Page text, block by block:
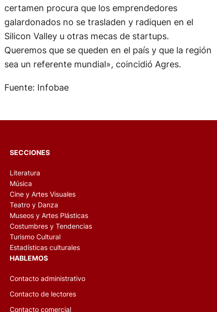
certamen procura que los emprendedores
galardonados no se trasladen y radiquen en el
Silicon Valley u otras mecas de startups.
Queremos que se queden en el país y que la región
sea un referente mundial», coincidió Agres.
Fuente: Infobae
SECCIONES
Literatura
Música
Cine y Artes Visuales
Teatro y Danza
Museos y Artes Plásticas
Costumbres y Tendencias
Turismo Cultural
Estadísticas culturales
HABLEMOS
Contacto administrativo
Contacto de lectores
Contacto comercial